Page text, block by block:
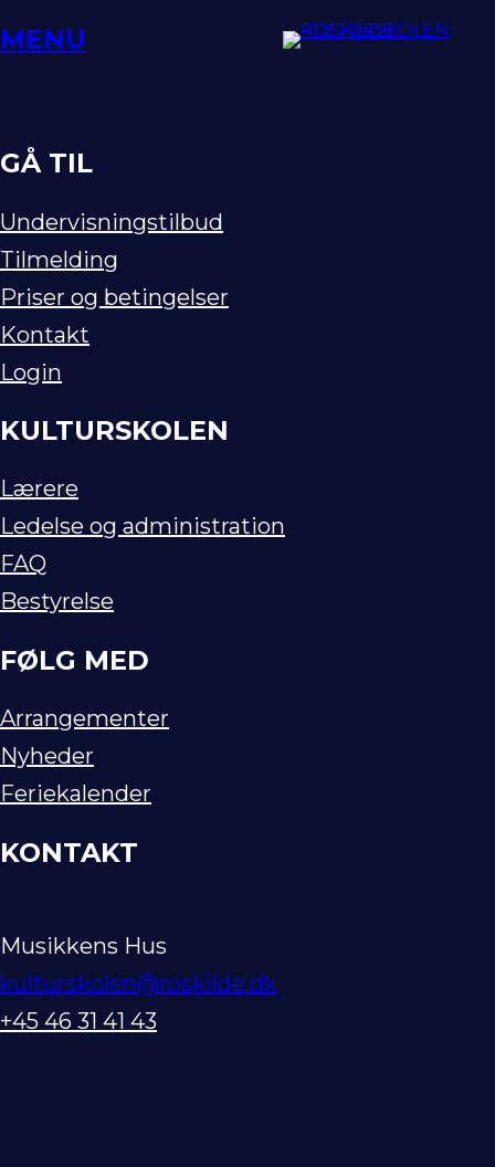
til
MENU
GÅ TIL
Undervisningstilbud
Tilmelding
Priser og betingelser
Kontakt
Login
KULTURSKOLEN
Lærere
Ledelse og administration
FAQ
Bestyrelse
FØLG MED
Arrangementer
Nyheder
Feriekalender
KONTAKT
Musikkens Hus
kulturskolen@roskilde.dk
+45 46 31 41 43